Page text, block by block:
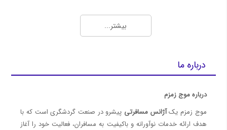
رزرو گروهی بلیط هواپیما با تخفیف ویژه | موج زمزم
رزرو بلیط هواپیما چارتر
معرفی ایرلاین‌ها (Airlines)
بیشتر...
درباره ما
درباره موج زمزم
موج زمزم یکآژانس مسافرتی پیشرو در صنعت گردشگری است که با
هدف ارائه خدمات نوآورانه و باکیفیت به مسافران، فعالیت خود را آغاز